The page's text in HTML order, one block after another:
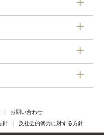
お問い合わせ
針
反社会的勢力に対する方針